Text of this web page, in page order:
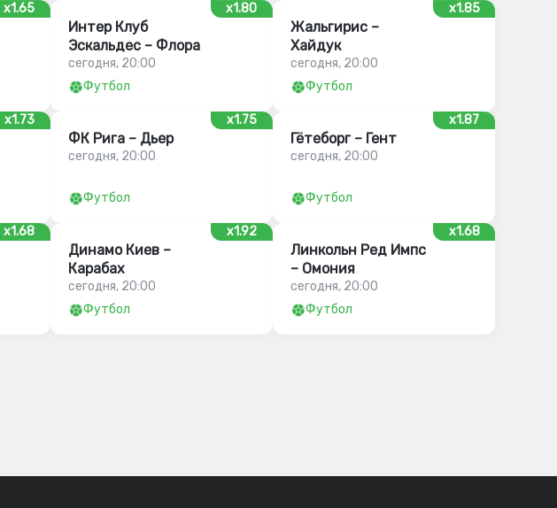
x1.65 x1.80
Интер Клуб
Эскальдес – Флора
сегодня, 20:00
Футбол
x1.85
Жальгирис –
Хайдук
сегодня, 20:00
Футбол
x1.73 x1.75
ФК Рига – Дьер
сегодня, 20:00
Футбол
x1.87
Гётеборг – Гент
сегодня, 20:00
Футбол
x1.68 x1.92
Динамо Киев –
Карабах
сегодня, 20:00
Футбол
x1.68
Линкольн Ред Импс
– Омония
сегодня, 20:00
Футбол